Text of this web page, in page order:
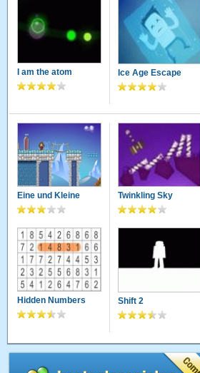
I am the atom Ice Age Escape
Eine und Kleine Twinkling Sky
Hidden Numbers Shift 2